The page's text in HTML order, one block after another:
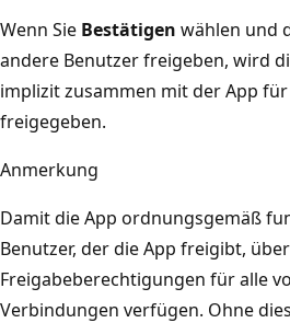
Wenn Sie Bestätigen wählen und
andere Benutzer freigeben, wird
implizit zusammen mit der App
freigegeben.
Anmerkung
Damit die App ordnungsgemäß
Benutzer, der die App freigibt, über
Freigabeberechtigungen für alle
Verbindungen verfügen. Ohne